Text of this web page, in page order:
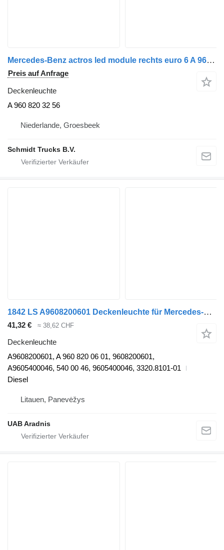
Mercedes-Benz actros led module rechts euro 6 A 960 820 32 56 Deckenleuchte für LKW
Preis auf Anfrage
Deckenleuchte
A 960 820 32 56
Niederlande, Groesbeek
Schmidt Trucks B.V.
1842 LS A9608200601 Deckenleuchte für Mercedes-Benz ACTROS MP4 LKW
41,32 € ≈ 38,62 CHF
Deckenleuchte
A9608200601, A 960 820 06 01, 9608200601,
A9605400046, 540 00 46, 9605400046, 3320.8101-01
Diesel
Litauen, Panevėžys
UAB Aradnis